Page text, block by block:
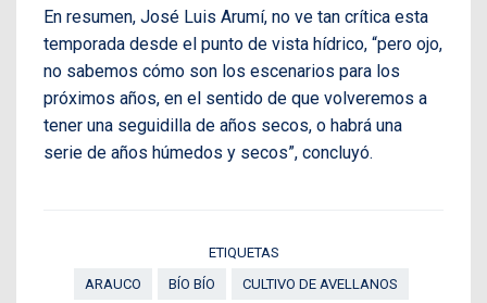
En resumen, José Luis Arumí, no ve tan crítica esta
temporada desde el punto de vista hídrico, “pero ojo,
no sabemos cómo son los escenarios para los
próximos años, en el sentido de que volveremos a
tener una seguidilla de años secos, o habrá una
serie de años húmedos y secos”, concluyó.
ETIQUETAS
ARAUCO
BÍO BÍO CULTIVO DE AVELLANOS